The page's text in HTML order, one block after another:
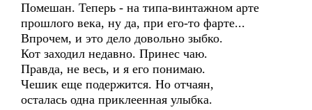
Помешан. Теперь - на типа-винтажном арте
прошлого века, ну да, при его-то фарте...
Впрочем, и это дело довольно зыбко.
Кот заходил недавно. Принес чаю.
Правда, не весь, и я его понимаю.
Чешик еще подержится. Но отчаян,
осталась одна приклеенная улыбка.